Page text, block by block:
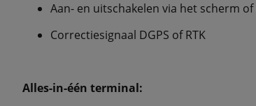
Aan- en uitschakelen via het scherm
Correctiesignaal DGPS of RTK
Alles-in-één terminal: